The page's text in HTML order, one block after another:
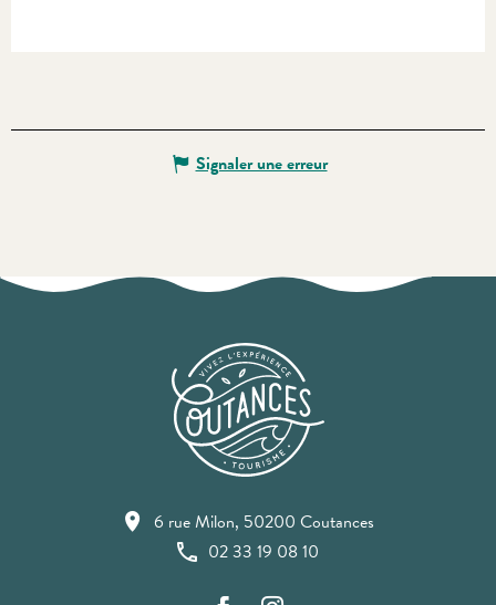
Signaler une erreur
6 rue Milon, 50200 Coutances
02 33 19 08 10